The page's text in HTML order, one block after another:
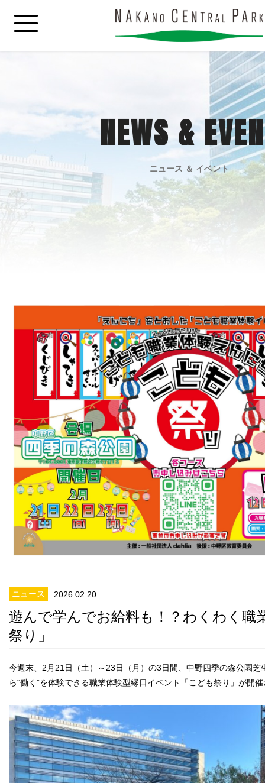
NEWS &
ニュース ＆ イベント
ニュース 2026.02.20
遊んで学んでお給料も！？わくわく職
祭り」
今週末、2月21日（土）～23日（月）の3日間、中野四季の森公園芝
ら“働く”を体験できる職業体験型縁日イベント「こども祭り」が開